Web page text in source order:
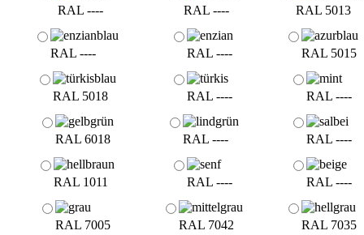
RAL ---- RAL ---- RAL 5013
RAL ---- RAL ---- RAL 5015
RAL 5018 RAL ---- RAL ----
RAL 6018 RAL ---- RAL ----
RAL 1011 RAL ---- RAL ----
RAL 7005 RAL 7042 RAL 7035